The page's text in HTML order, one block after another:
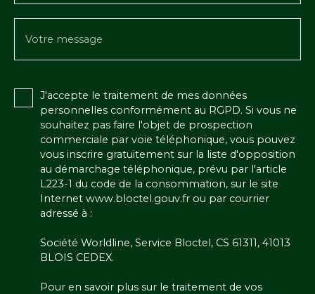
Votre message
J'accepte le traitement de mes données
personnelles conformément au RGPD. Si vous ne
souhaitez pas faire l'objet de prospection
commerciale par voie téléphonique, vous pouvez
vous inscrire gratuitement sur la liste d'opposition
au démarchage téléphonique, prévu par l'article
L223-1 du code de la consommation, sur le site
Internet www.bloctel.gouv.fr ou par courrier
adressé à :
Société Worldline, Service Bloctel, CS 61311, 41013
BLOIS CEDEX.
Pour en savoir plus sur le traitement de vos